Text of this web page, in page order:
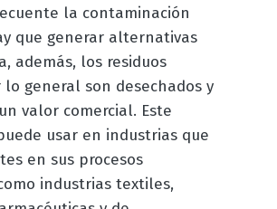
la contaminación
que generar alternativas
además, los residuos
general son desechados y
valor comercial. Este
usar en industrias que
en sus procesos
industrias textiles,